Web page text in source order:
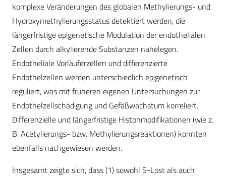
komplexe Veränderungen des globalen Methylierungs- und
Hydroxymethylierungsstatus detektiert werden, die
längerfristige epigenetische Modulation der endothelialen
Zellen durch alkylierende Substanzen nahelegen.
Endotheliale Vorläuferzellen und differenzierte
Endothelzellen werden unterschiedlich epigenetisch
reguliert, was mit früheren eigenen Untersuchungen zur
Endothelzellschädigung und Gefäßwachstum korreliert.
Differenzielle und längerfristige Histonmodifikationen (wie z.
B. Acetylierungs- bzw. Methylierungsreaktionen) konnten
ebenfalls nachgewiesen werden.
Insgesamt zeigte sich, dass (1) sowohl S-Lost als auch